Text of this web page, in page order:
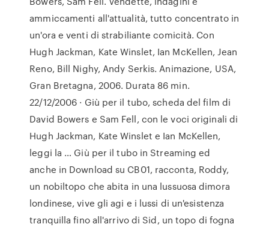
ammiccamenti all'attualità, tutto concentrato in
un'ora e venti di strabiliante comicità. Con
Hugh Jackman, Kate Winslet, Ian McKellen, Jean
Reno, Bill Nighy, Andy Serkis. Animazione, USA,
Gran Bretagna, 2006. Durata 86 min.
22/12/2006 · Giù per il tubo, scheda del film di
David Bowers e Sam Fell, con le voci originali di
Hugh Jackman, Kate Winslet e Ian McKellen,
leggi la … Giù per il tubo in Streaming ed
anche in Download su CB01, racconta, Roddy,
un nobiltopo che abita in una lussuosa dimora
londinese, vive gli agi e i lussi di un'esistenza
tranquilla fino all'arrivo di Sid, un topo di fogna